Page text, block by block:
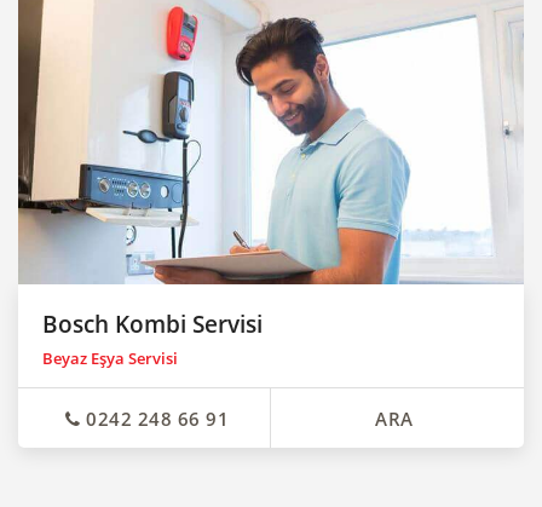
Bosch Kombi Servisi
Beyaz Eşya Servisi
0242 248 66 91 ARA